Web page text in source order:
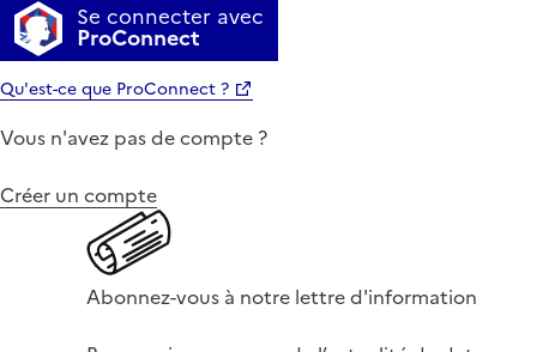
Se connecter avec
ProConnect
Qu'est-ce que ProConnect ?
Vous n'avez pas de compte ?
Créer un compte
Abonnez-vous à notre lettre d'information